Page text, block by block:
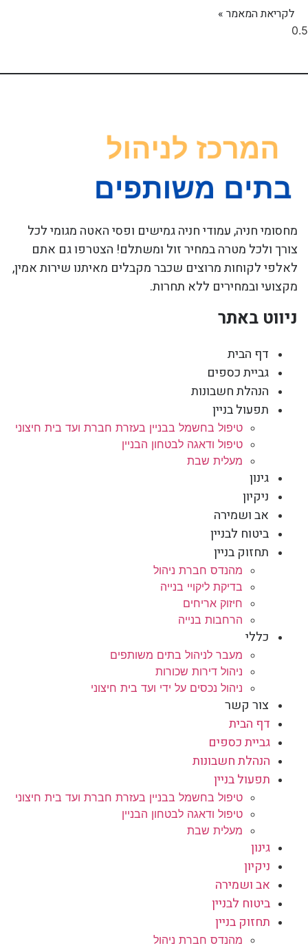
לקריאת המאמר »
מחסומי חניה, עמודי חניה גמישים ופסי האטה מגומי לכל
צורך ולכל מטרה במחיר זול ומשתלם! הצטרפו גם אתם
לאלפי לקוחות מרוצים שכבר מקבלים מאיתנו שירות אמין,
מקצועי ובמחירים ללא תחרות.
ניווט באתר
דף הבית
גביית כספים
הנהלת חשבונות
תפעול בניין
טיפול בחשמל בבניין בעזרת חברת ועד בית חיצוני
טיפול ודאגה לבטחון הבניין
מעלית שבת
גינון
ניקיון
אב ושמירה
ביטוח לבניין
תחזוק בניין
מהנדס חברת ניהול
בדיקת ליקויי בנייה
חיזוק אריחים
הרחבות בנייה
כללי
מעבר לניהול בתים משותפים
ניהול דירות שכורות
ניהול נכסים על ידי ועד בית חיצוני
צור קשר
דף הבית
גביית כספים
הנהלת חשבונות
תפעול בניין
טיפול בחשמל בבניין בעזרת חברת ועד בית חיצוני
טיפול ודאגה לבטחון הבניין
מעלית שבת
גינון
ניקיון
אב ושמירה
ביטוח לבניין
תחזוק בניין
מהנדס חברת ניהול